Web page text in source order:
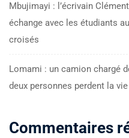
Mbujimayi : l’écrivain
échange avec les étudiants
croisés
Lomami : un camion chargé
deux personnes perdent la
Commentaires